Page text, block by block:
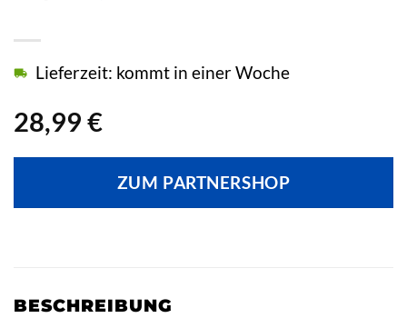
28,99 €
Lieferzeit: kommt in einer Woche
ZUM PARTNERSHOP
BESCHREIBUNG